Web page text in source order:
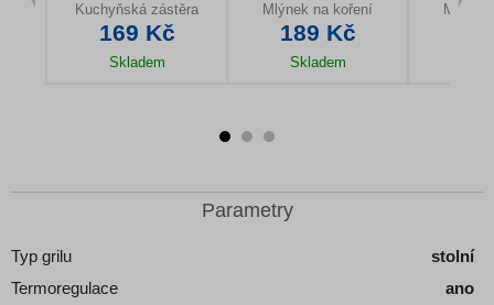
Kuchyňská zástěra
169 Kč
Skladem
Mlýnek na koření
189 Kč
Skladem
Parametry
Typ grilu
stolní
Termoregulace
ano